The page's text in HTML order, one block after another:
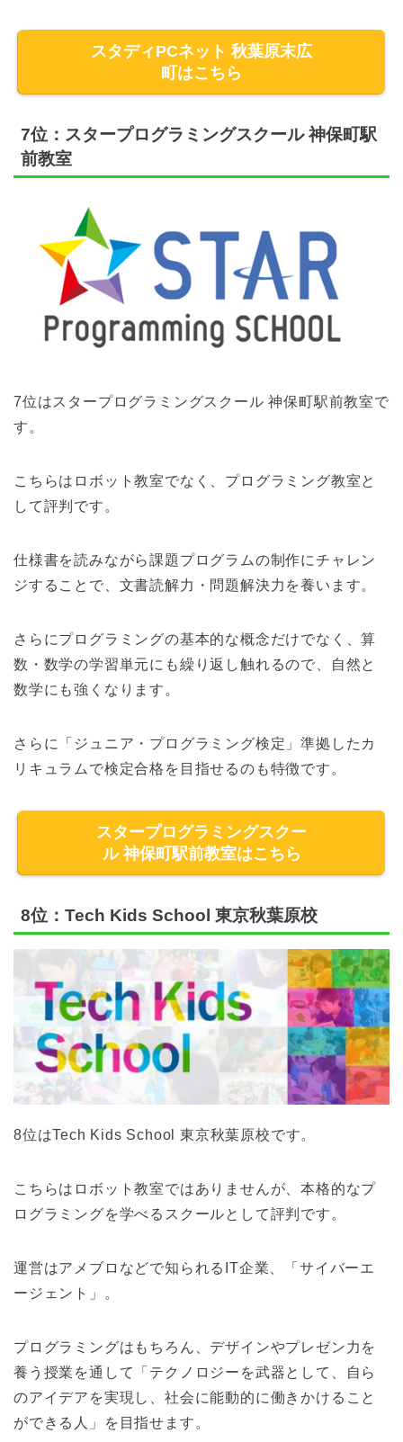
スタディPCネット 秋葉原末広
町はこちら
7位：スタープログラミングスクール 神保町駅
前教室
7位はスタープログラミングスクール 神保町駅前教室で
す。
こちらはロボット教室でなく、プログラミング教室と
して評判です。
仕様書を読みながら課題プログラムの制作にチャレン
ジすることで、文書読解力・問題解決力を養います。
さらにプログラミングの基本的な概念だけでなく、算
数・数学の学習単元にも繰り返し触れるので、自然と
数学にも強くなります。
さらに「ジュニア・プログラミング検定」準拠したカ
リキュラムで検定合格を目指せるのも特徴です。
スタープログラミングスクー
ル 神保町駅前教室はこちら
8位：Tech Kids School 東京秋葉原校
8位はTech Kids School 東京秋葉原校です。
こちらはロボット教室ではありませんが、本格的なプ
ログラミングを学べるスクールとして評判です。
運営はアメブロなどで知られるIT企業、「サイバーエ
ージェント」。
プログラミングはもちろん、デザインやプレゼン力を
養う授業を通して「テクノロジーを武器として、自ら
のアイデアを実現し、社会に能動的に働きかけること
ができる人」を目指せます。